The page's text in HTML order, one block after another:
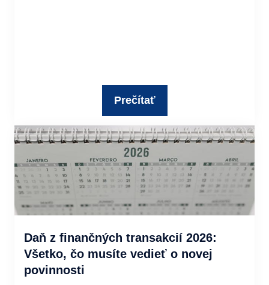
Prečítať
Daň z finančných transakcií 2026:
Všetko, čo musíte vedieť o novej
povinnosti